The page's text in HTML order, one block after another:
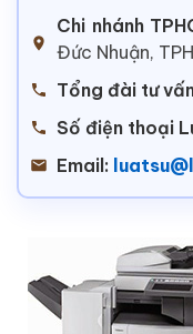
Chi nhánh
Đức Nhuận,
Tổng đài tư
Số điện thoại
Email: